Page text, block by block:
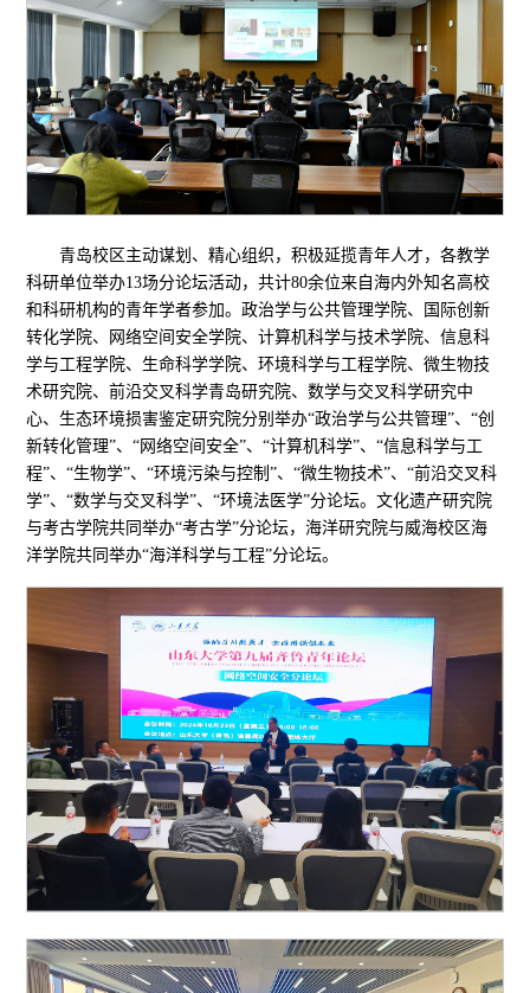
青岛校区主动谋划、精心组织，积极延揽青年人才，各教学
科研单位举办13场分论坛活动，共计80余位来自海内外知名高校
和科研机构的青年学者参加。政治学与公共管理学院、国际创新
转化学院、网络空间安全学院、计算机科学与技术学院、信息科
学与工程学院、生命科学学院、环境科学与工程学院、微生物技
术研究院、前沿交叉科学青岛研究院、数学与交叉科学研究中
心、生态环境损害鉴定研究院分别举办“政治学与公共管理”、“创
新转化管理”、“网络空间安全”、“计算机科学”、“信息科学与工
程”、“生物学”、“环境污染与控制”、“微生物技术”、“前沿交叉科
学”、“数学与交叉科学”、“环境法医学”分论坛。文化遗产研究院
与考古学院共同举办“考古学”分论坛，海洋研究院与威海校区海
洋学院共同举办“海洋科学与工程”分论坛。